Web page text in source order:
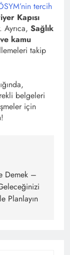
tercih
Kapısı
Sağlık
kamu
takip
belgeleri
için
Demek –
Planlayın